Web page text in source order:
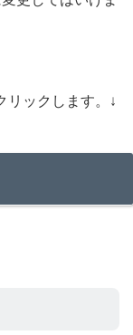
リックします。↓